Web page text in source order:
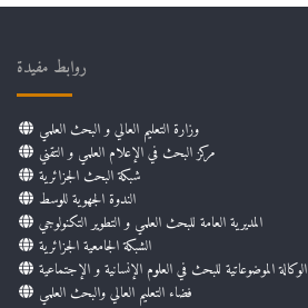
روابط مفيدة
وزارة التعليم العالي و البحث العلمي
مركز البحث في الإعلام العلمي و التقني
شبكة البحث الجزائرية
الندوة الجهوية للوسط
المديرية العامة للبحث العلمي و التطوير التكنولوجي
الشبكة الجامعية الجزائرية
الوكالة الموضوعاتية للبحث في العلوم الإنسانية و الإجتماعية
فضاء التعليم العالي والبحث العلمي